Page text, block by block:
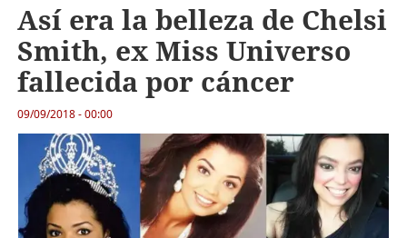
Así era la belleza de Chelsi
Smith, ex Miss Universo
fallecida por cáncer
09/09/2018 - 00:00